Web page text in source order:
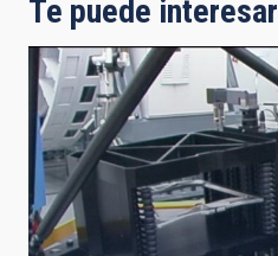
Te puede interesar